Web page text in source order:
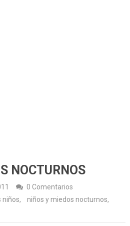
NOCTURNOS
0 Comentarios
niños, niños y miedos nocturnos,